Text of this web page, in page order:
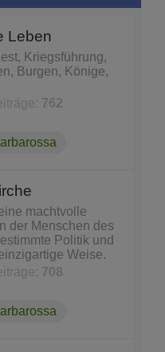
Leben
Kriegsführung,
Burgen, Könige,
762
machtvolle
der Menschen des
Politik und
Weise.
708